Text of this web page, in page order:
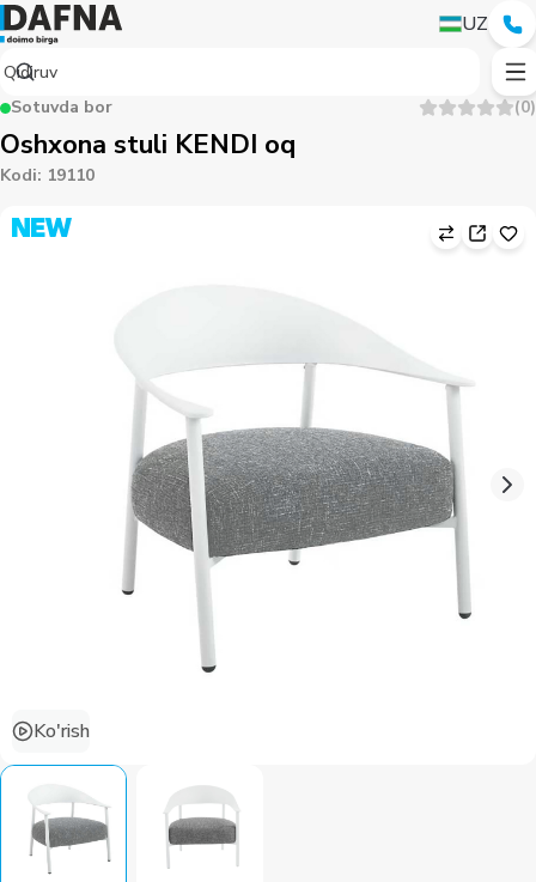
UZ
Ko'rish
Sotuvda bor (0)
Oshxona stuli KENDI oq
Kodi: 19110